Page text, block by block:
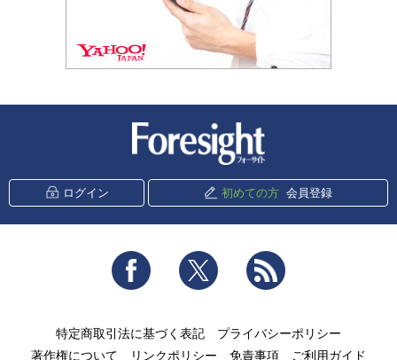
ログイン 初めての方 会員登録
Facebook Twitter
特定商取引法に基づく表記
プライバシーポリシー
著作権について
リンクポリシー 免責事項 ご利用ガイド